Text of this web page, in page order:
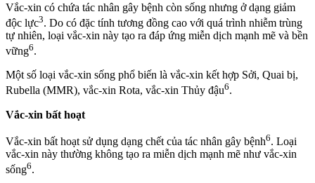
Vắc-xin có chứa tác nhân gây bệnh còn sống nhưng ở dạng giảm
độc lực3. Do có đặc tính tương đồng cao với quá trình nhiễm trùng
tự nhiên, loại vắc-xin này tạo ra đáp ứng miễn dịch mạnh mẽ và bền
vững6.
Một số loại vắc-xin sống phổ biến là vắc-xin kết hợp Sởi, Quai bị,
Rubella (MMR), vắc-xin Rota, vắc-xin Thủy đậu6.
Vắc-xin bất hoạt
Vắc-xin bất hoạt sử dụng dạng chết của tác nhân gây bệnh6. Loại
vắc-xin này thường không tạo ra miễn dịch mạnh mẽ như vắc-xin
sống6.